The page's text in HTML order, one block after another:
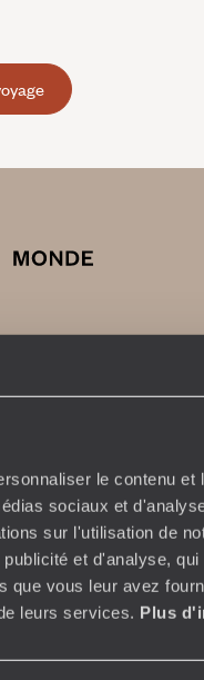
le contenu et
sociaux et
sur l'utilisation de
et d'analyse,
que vous leur avez
leurs services. Plus
voyages
où ?
de noces
en famille